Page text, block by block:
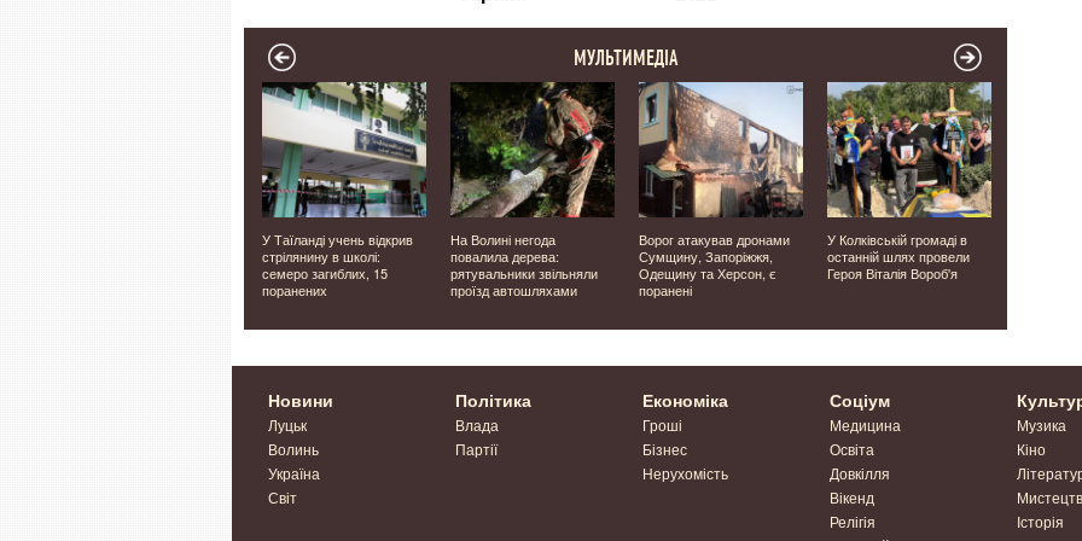
МУЛЬТИМЕДІА
вчився
Прикордонники
Волинського загону
перехопили російські
«Ланцет» і «Молнію».
Відео
У Таїланді учень відкрив
стрілянину в школі:
семеро загиблих, 15
поранених
На Волині негода
повалила дерева:
рятувальники звільняли
проїзд автошляхами
Ворог атакував дронами
Сумщину, Запоріжжя,
Одещину та Херсон, є
поранені
У Колківській громаді в
останній шлях провели
Героя Віталія Вороб'я
Новини
Луцьк
Волинь
Україна
Світ
Політика
Влада
Партії
Економіка
Гроші
Бізнес
Нерухомість
Соціум
Медицина
Освіта
Довкілля
Вікенд
Релігія
Музика
Кіно
Історія